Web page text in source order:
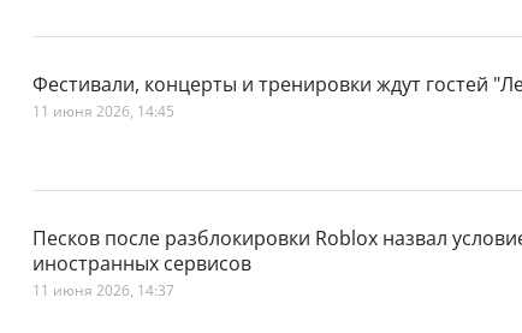
Фестивали, концерты и тренировки ждут гостей
11 июня 2026, 14:45
Песков после разблокировки Roblox назвал
иностранных сервисов
11 июня 2026, 14:37